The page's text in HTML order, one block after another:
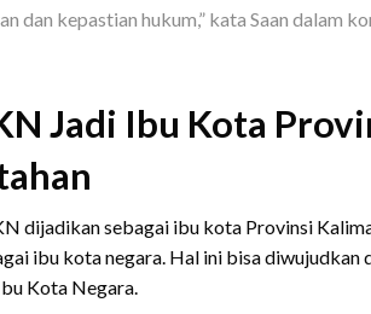
dan kepastian hukum,” kata Saan dalam
Jadi Ibu Kota
dijadikan sebagai ibu kota Provinsi
ibu kota negara. Hal ini bisa diwujudkan
Kota Negara.